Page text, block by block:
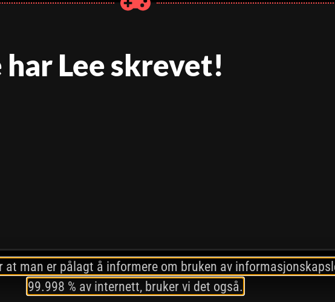
Lee skrevet!
at man er pålagt å informere om bruken av
99.998 % av internett, bruker vi det også.